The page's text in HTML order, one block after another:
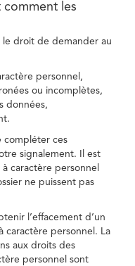
les
le droit de demander au
personnel,
ou incomplètes,
données,
compléter ces
signalement. Il est
caractère personnel
ne puissent pas
l’effacement d’un
caractère personnel. La
aux droits des
personnel sont